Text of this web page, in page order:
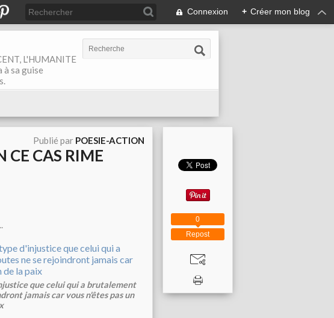
Connexion + Créer mon blog
L'HUMANITE
à sa guise
Publié par POESIE-ACTION
CE CAS RIME
que celui qui a brutalement
jamais car vous n'êtes pas un
Repost
0